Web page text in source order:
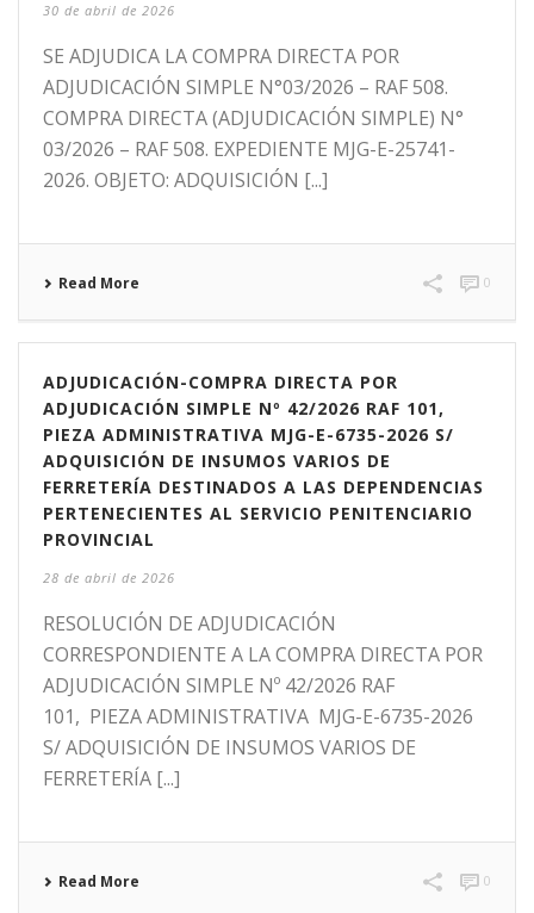
30 de abril de 2026
SE ADJUDICA LA COMPRA DIRECTA POR
ADJUDICACIÓN SIMPLE N°03/2026 – RAF 508.
COMPRA DIRECTA (ADJUDICACIÓN SIMPLE) N°
03/2026 – RAF 508. EXPEDIENTE MJG-E-25741-
2026. OBJETO: ADQUISICIÓN [...]
Read More 0
ADJUDICACIÓN-COMPRA DIRECTA POR
ADJUDICACIÓN SIMPLE Nº 42/2026 RAF 101,
PIEZA ADMINISTRATIVA MJG-E-6735-2026 S/
ADQUISICIÓN DE INSUMOS VARIOS DE
FERRETERÍA DESTINADOS A LAS DEPENDENCIAS
PERTENECIENTES AL SERVICIO PENITENCIARIO
PROVINCIAL
28 de abril de 2026
RESOLUCIÓN DE ADJUDICACIÓN
CORRESPONDIENTE A LA COMPRA DIRECTA POR
ADJUDICACIÓN SIMPLE Nº 42/2026 RAF
101, PIEZA ADMINISTRATIVA MJG-E-6735-2026
S/ ADQUISICIÓN DE INSUMOS VARIOS DE
FERRETERÍA [...]
Read More 0